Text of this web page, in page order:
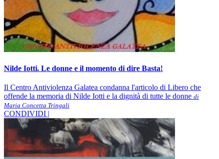
Nilde Iotti. Le donne e il momento di dire Basta!
Il Centro Antiviolenza Galatea condanna l'articolo di Libero che
offende la memoria di Nilde Iotti e la dignità di tutte le donne di
Maria Concetta Tringali
CONDIVIDI |